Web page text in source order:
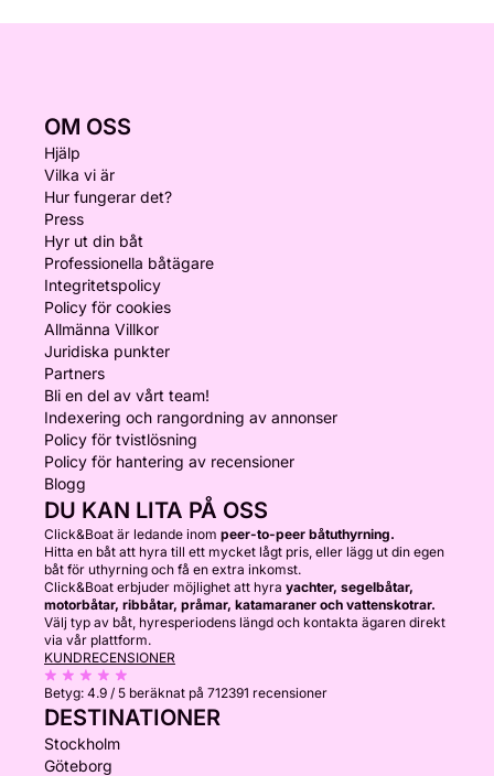
OM OSS
Hjälp
Vilka vi är
Hur fungerar det?
Press
Hyr ut din båt
Professionella båtägare
Integritetspolicy
Policy för cookies
Allmänna Villkor
Juridiska punkter
Partners
Bli en del av vårt team!
Indexering och rangordning av annonser
Policy för tvistlösning
Policy för hantering av recensioner
Blogg
DU KAN LITA PÅ OSS
Click&Boat är ledande inom peer-to-peer båtuthyrning.
Hitta en båt att hyra till ett mycket lågt pris, eller lägg ut din egen
båt för uthyrning och få en extra inkomst.
Click&Boat erbjuder möjlighet att hyra yachter, segelbåtar,
motorbåtar, ribbåtar, pråmar, katamaraner och vattenskotrar.
Välj typ av båt, hyresperiodens längd och kontakta ägaren direkt
via vår plattform.
KUNDRECENSIONER
Betyg: 4.9 / 5 beräknat på 712391 recensioner
DESTINATIONER
Stockholm
Göteborg